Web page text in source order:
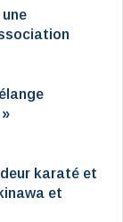
karaté et
et